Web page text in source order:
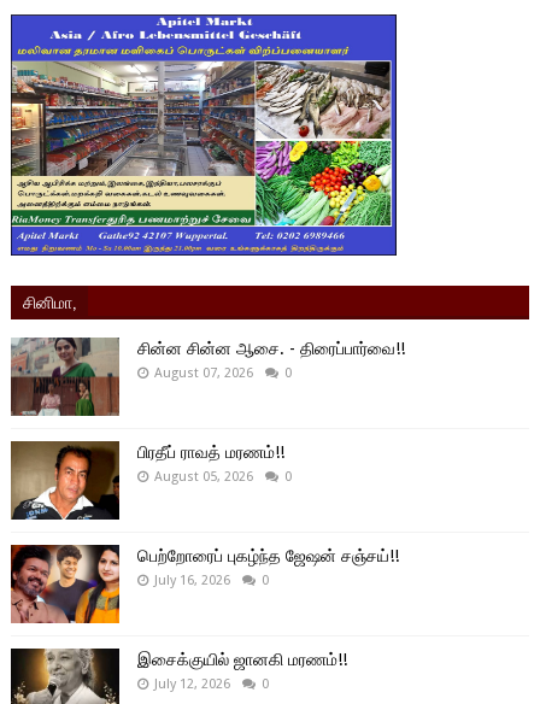
சினிமா,
சின்ன சின்ன ஆசை. - திரைப்பார்வை!!
August 07, 2026 0
பிரதீப் ராவத் மரணம்!!
August 05, 2026 0
பெற்றோரைப் புகழ்ந்த ஜேஷன் சஞ்சய்!!
July 16, 2026 0
இசைக்குயில் ஜானகி மரணம்!!
July 12, 2026 0